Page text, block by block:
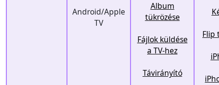
Android/Apple
TV
Album
tükrözése
Fájlok küldése
a TV-hez
Távirányító
Flip